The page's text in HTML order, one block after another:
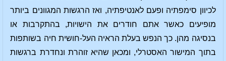
לכיוון סימפתיה ופעם לאנטיפתיה, ואז הרגשות המגוונים ביותר
מופיעים כאשר אתם חודרים את הישויות, בהתקרבות או
בנסיגה מהן. כך הנפש בעלת הראיה העל-חושית חיה בשותפות
בתוך המישור האסטרלי, ומכאן שהיא זוהרת ונחדרת ברגשות